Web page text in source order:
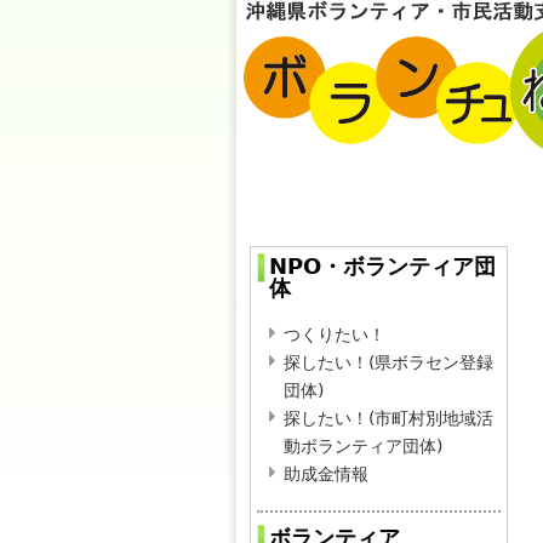
NPO・ボランティア団
体
つくりたい！
探したい！(県ボラセン登録
団体)
探したい！(市町村別地域活
動ボランティア団体)
助成金情報
ボランティア